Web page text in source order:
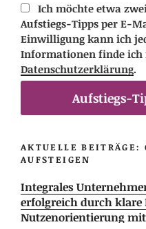
Ich möchte etwa
Aufstiegs-Tipps per E-
Einwilligung kann ich
Informationen finde ich
Datenschutzerklärung.
Aufstiegs-
AKTUELLE BEITRÄGE:
AUFSTEIGEN
Integrales
erfolgreich durch
Nutzenorientierung mit